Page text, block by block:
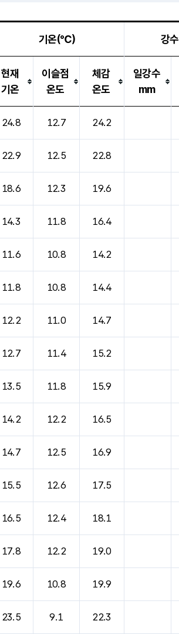
기온(℃) 강수
현재
기온
이슬점
온도
체감
온도
일강수
mm
24.8 12.7 24.2
22.9 12.5 22.8
18.6 12.3 19.6
14.3 11.8 16.4
11.6 10.8 14.2
11.8 10.8 14.4
12.2 11.0 14.7
12.7 11.4 15.2
13.5 11.8 15.9
14.2 12.2 16.5
14.7 12.5 16.9
15.5 12.6 17.5
16.5 12.4 18.1
17.8 12.2 19.0
19.6 10.8 19.9
23.5 9.1 22.3